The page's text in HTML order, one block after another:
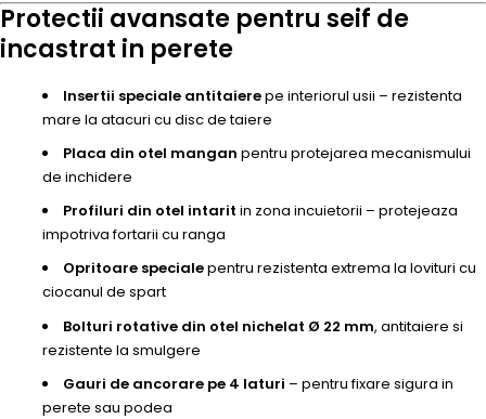
Protectii avansate pentru seif de
incastrat in perete
Insertii speciale antitaierepe interiorul usii – rezistenta
mare la atacuri cu disc de taiere
Placa din otel mangan pentru protejarea mecanismului
de inchidere
Profiluri din otel intarit in zona incuietorii – protejeaza
impotriva fortarii cu ranga
Opritoare specialepentru rezistenta extrema la lovituri cu
ciocanul de spart
Bolturi rotative din otel nichelat Ø 22 mm, antitaiere si
rezistente la smulgere
Gauri de ancorare pe 4 laturi – pentru fixare sigura in
perete sau podea